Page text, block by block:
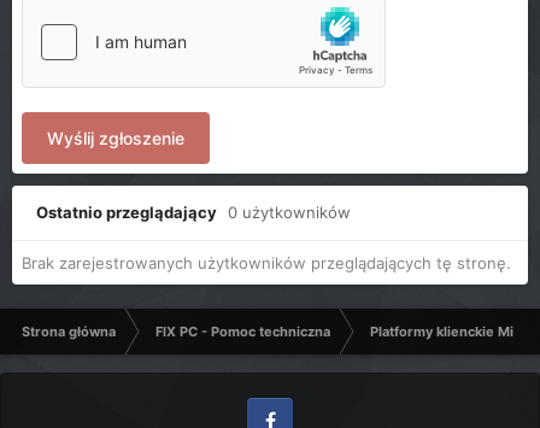
Wyślij zgłoszenie
Ostatnio przeglądający 0 użytkowników
Brak zarejestrowanych użytkowników przeglądających tę stronę.
Strona główna FIX PC - Pomoc techniczna Platformy klienckie